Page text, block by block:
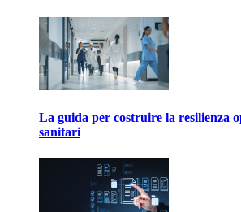
La guida per costruire la resilienza
sanitari